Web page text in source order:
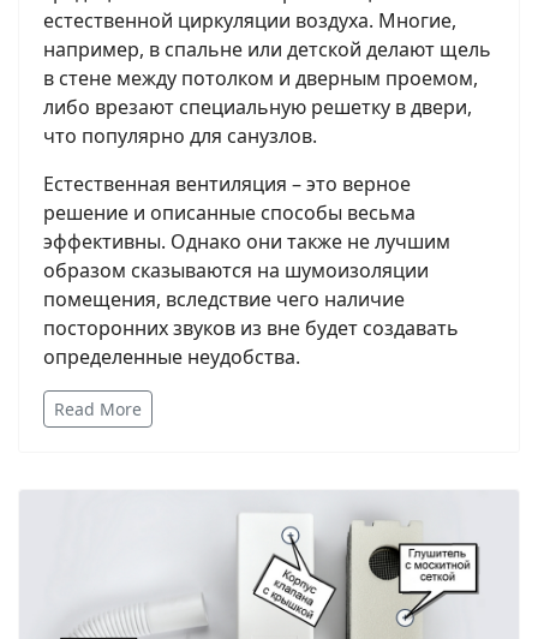
естественной циркуляции воздуха. Многие,
например, в спальне или детской делают щель
в стене между потолком и дверным проемом,
либо врезают специальную решетку в двери,
что популярно для санузлов.
Естественная вентиляция – это верное
решение и описанные способы весьма
эффективны. Однако они также не лучшим
образом сказываются на шумоизоляции
помещения, вследствие чего наличие
посторонних звуков из вне будет создавать
определенные неудобства.
Read More